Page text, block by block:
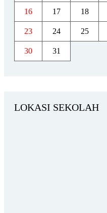
16 17 18
23 24 25
30 31
LOKASI SEKOLAH